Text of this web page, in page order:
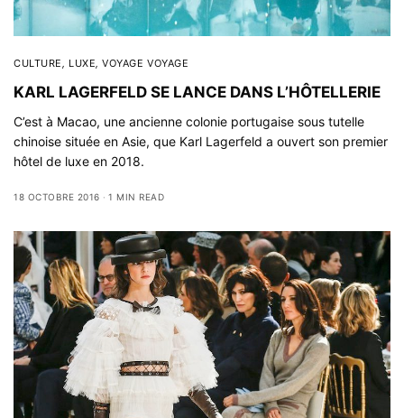
CULTURE, LUXE,VOYAGE VOYAGE
KARL LAGERFELD SE LANCE DANS L’HÔTELLERIE
C’est à Macao, une ancienne colonie portugaise sous tutelle
chinoise située en Asie, que Karl Lagerfeld a ouvert son premier
hôtel de luxe en 2018.
18 OCTOBRE 2016 1 MIN READ